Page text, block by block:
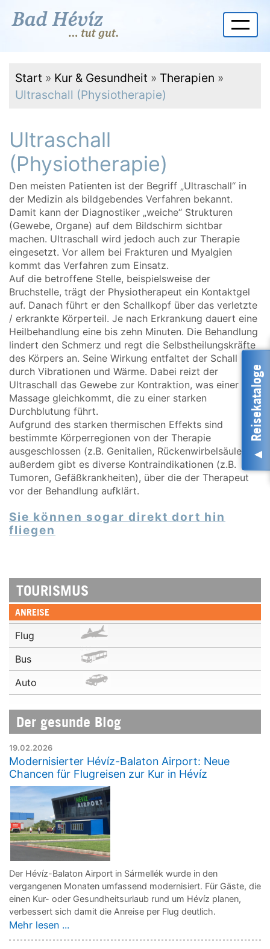
Start » Kur & Gesundheit » Therapien »
Ultraschall (Physiotherapie)
Ultraschall
(Physiotherapie)
Den meisten Patienten ist der Begriff „Ultraschall“ in
der Medizin als bildgebendes Verfahren bekannt.
Damit kann der Diagnostiker „weiche“ Strukturen
(Gewebe, Organe) auf dem Bildschirm sichtbar
machen. Ultraschall wird jedoch auch zur Therapie
eingesetzt. Vor allem bei Frakturen und Myalgien
kommt das Verfahren zum Einsatz.
Auf die betroffene Stelle, beispielsweise der
Bruchstelle, trägt der Physiotherapeut ein Kontaktgel
auf. Danach führt er den Schallkopf über das verletzte
/ erkrankte Körperteil. Je nach Erkrankung dauert eine
Heilbehandlung eine bis zehn Minuten. Die Behandlung
lindert den Schmerz und regt die Selbstheilungskräfte
des Körpers an. Seine Wirkung entfaltet der Schall
durch Vibrationen und Wärme. Dabei reizt der
Ultraschall das Gewebe zur Kontraktion, was einer
Massage gleichkommt, die zu einer starken
Durchblutung führt.
Aufgrund des starken thermischen Effekts sind
bestimmte Körperregionen von der Therapie
ausgeschlossen (z.B. Genitalien, Rückenwirbelsäule),
außerdem gibt es diverse Kontraindikationen (z.B.
Tumoren, Gefäßkrankheiten), über die der Therapeut
vor der Behandlung aufklärt.
Sie können sogar direkt dort hin
fliegen
TOURISMUS
ANREISE
Flug
Bus
Auto
Der gesunde Blog
19.02.2026
Modernisierter Hévíz-Balaton Airport: Neue
Chancen für Flugreisen zur Kur in Hévíz
Der Hévíz-Balaton Airport in Sármellék wurde in den
vergangenen Monaten umfassend modernisiert. Für Gäste, die
einen Kur- oder Gesundheitsurlaub rund um Hévíz planen,
verbessert sich damit die Anreise per Flug deutlich.
Mehr lesen ...
Reisekataloge